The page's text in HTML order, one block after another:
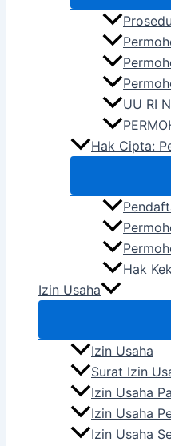
UU RI
Hak Cipta:
Hak
Izin Usaha
Izin Usaha
Surat Izin
Izin Usaha
Izin Usaha
Izin Usaha